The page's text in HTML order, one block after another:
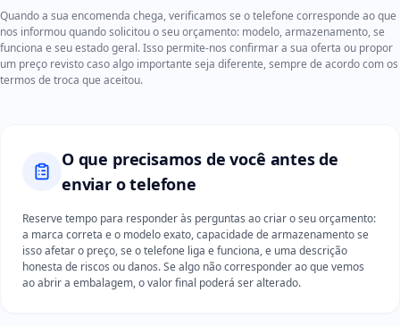
Quando a sua encomenda chega, verificamos se o telefone corresponde ao que
nos informou quando solicitou o seu orçamento: modelo, armazenamento, se
funciona e seu estado geral. Isso permite-nos confirmar a sua oferta ou propor
um preço revisto caso algo importante seja diferente, sempre de acordo com os
termos de troca que aceitou.
O que precisamos de você antes de
enviar o telefone
Reserve tempo para responder às perguntas ao criar o seu orçamento:
a marca correta e o modelo exato, capacidade de armazenamento se
isso afetar o preço, se o telefone liga e funciona, e uma descrição
honesta de riscos ou danos. Se algo não corresponder ao que vemos
ao abrir a embalagem, o valor final poderá ser alterado.